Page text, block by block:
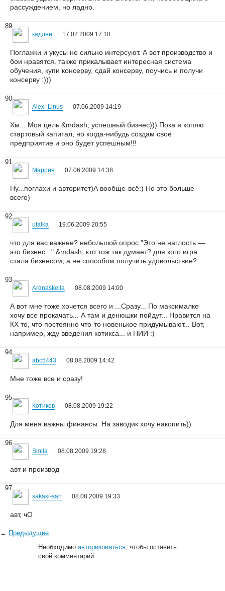
рассуждением, но ладно.
89
кадлен 17.02.2009 17:10
Поглажки и укусы не сильно интерсуют. А вот производство и
бои нравятся. также прикалывает интересная система
обучения, купи консерву, сдай консерву, поучись и получи
консерву :)))
90
Alex_Linus 07.06.2009 14:19
Хм... Моя цель &mdash; успешный бизнес))) Пока я коплю
стартовый капитал, но когда-нибудь создам своё
предприятие и оно будет успешным!!!
91
Маррия 07.06.2009 14:38
Ну...поглахи и авторитет)А вообще-всё:) Но это больше
всего)
92
utalka 19.06.2009 20:55
что для вас важнее? небольшой опрос "Это не наглость —
это бизнес..." &mdash; кто тож так думает? для кого игра
стала бизнесом, а не способом получить удовольствие?
93
Ardnaskella 08.08.2009 14:00
А вот мне тоже хочется всего и ...Сразу... По максималке
хочу все прокачать... А там и денюшки пойдут... Нравится на
КХ то, что постоянно что-то новенькое придумывают... Вот,
например, жду введения котикса... и НИИ :)
94
abc5443 08.08.2009 14:42
Мне тоже все и сразу!
95
Котиков 08.08.2009 19:22
Для меня важны финансы. На заводик хочу накопить))
96
Smila 08.08.2009 19:28
авт и производ
97
sakaki-san 08.08.2009 19:33
авт, чО
← Предыдущие
Необходимоавторизоваться, чтобы оставить
свой комментарий.